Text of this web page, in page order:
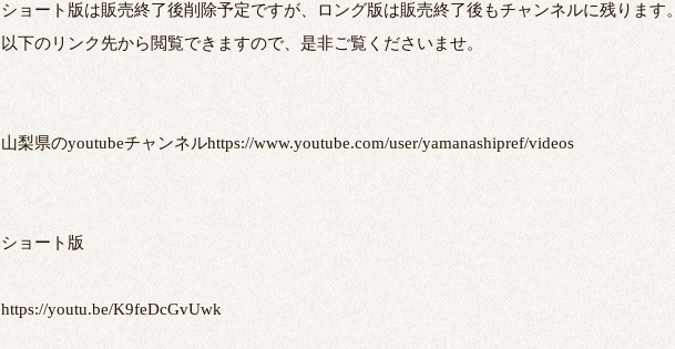
ショート版は販売終了後削除予定ですが、ロング版は販売終了後もチャンネルに残ります。
以下のリンク先から閲覧できますので、是非ご覧くださいませ。
山梨県のyoutubeチャンネルhttps://www.youtube.com/user/yamanashipref/videos
ショート版
https://youtu.be/K9feDcGvUwk